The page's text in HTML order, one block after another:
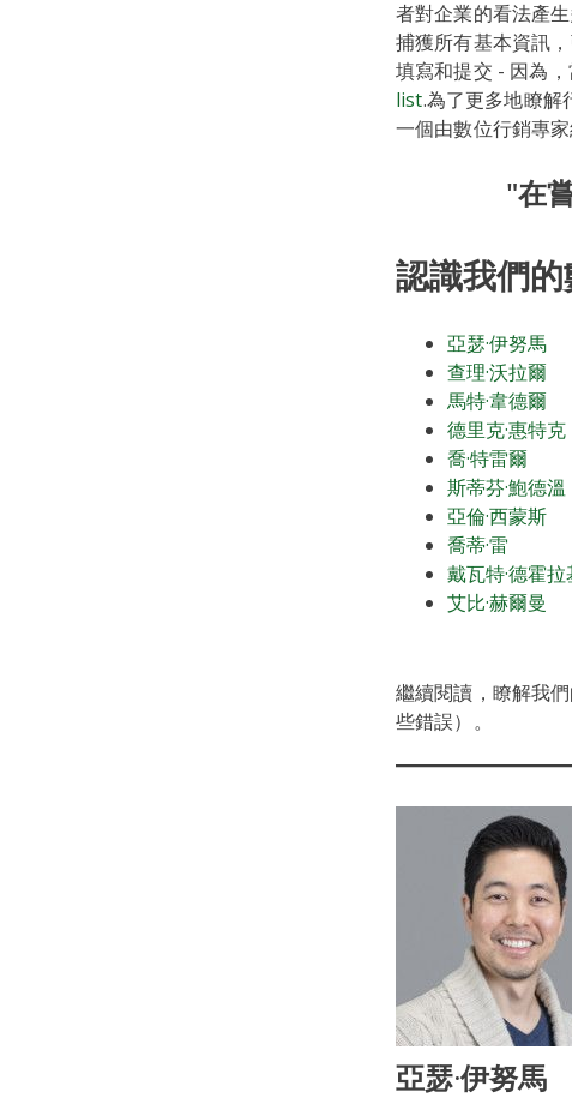
者對企業的看法產
捕獲所有基本資訊
填寫和提交 - 因為
list.為了更多地瞭解
一個由數位行銷專
"在
認識我們的
亞瑟·伊努馬
查理·沃拉爾
馬特·韋德爾
德里克·惠特克
喬·特雷爾
斯蒂芬·鮑德溫
亞倫·西蒙斯
喬蒂·雷
戴瓦特·德霍拉
艾比·赫爾曼
繼續閱讀，瞭解我
些錯誤）。
亞瑟·伊努馬